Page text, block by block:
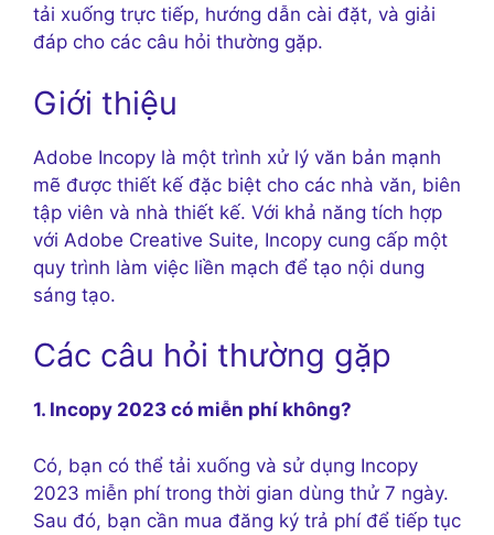
tải xuống trực tiếp, hướng dẫn cài đặt, và giải
đáp cho các câu hỏi thường gặp.
Giới thiệu
Adobe Incopy là một trình xử lý văn bản mạnh
mẽ được thiết kế đặc biệt cho các nhà văn, biên
tập viên và nhà thiết kế. Với khả năng tích hợp
với Adobe Creative Suite, Incopy cung cấp một
quy trình làm việc liền mạch để tạo nội dung
sáng tạo.
Các câu hỏi thường gặp
1. Incopy 2023 có miễn phí không?
Có, bạn có thể tải xuống và sử dụng Incopy
2023 miễn phí trong thời gian dùng thử 7 ngày.
Sau đó, bạn cần mua đăng ký trả phí để tiếp tục